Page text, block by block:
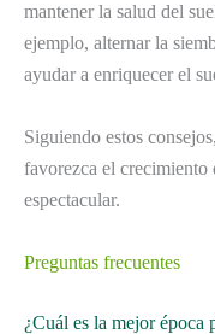
mantener la salud del
ejemplo, alternar la
ayudar a enriquecer el
Siguiendo estos
favorezca el crecimiento
espectacular.
Preguntas frecuentes
¿Cuál es la mejor época